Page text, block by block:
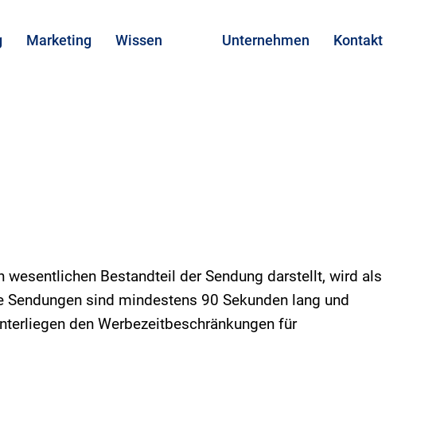
Marketing Wissen Unternehmen Kontakt
Bestandteil der Sendung darstellt, wird als
sind mindestens 90 Sekunden lang und
den Werbezeitbeschränkungen für